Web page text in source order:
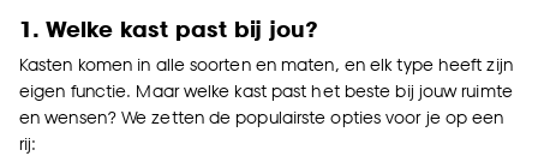
1. Welke kast past bij jou?
Kasten komen in alle soorten en maten, en elk type heeft zijn
eigen functie. Maar welke kast past het beste bij jouw ruimte
en wensen? We zetten de populairste opties voor je op een
rij: